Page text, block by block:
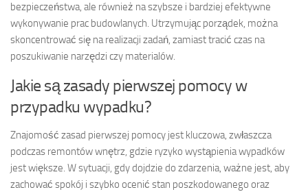
bezpieczeństwa, ale również na szybsze i bardziej efektywne
wykonywanie prac budowlanych. Utrzymując porządek, można
skoncentrować się na realizacji zadań, zamiast tracić czas na
poszukiwanie narzędzi czy materialów.
Jakie są zasady pierwszej pomocy w
przypadku wypadku?
Znajomość zasad pierwszej pomocy jest kluczowa, zwłaszcza
podczas remontów wnętrz, gdzie ryzyko wystąpienia wypadków
jest większe. W sytuacji, gdy dojdzie do zdarzenia, ważne jest, aby
zachować spokój i szybko ocenić stan poszkodowanego oraz